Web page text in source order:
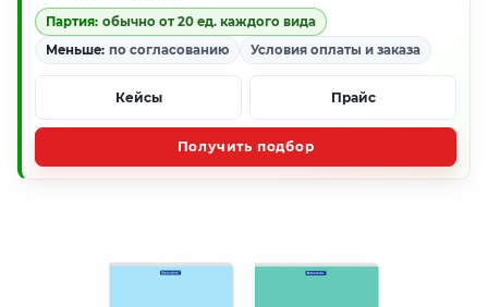
Партия: обычно от 20 ед. каждого вида
Меньше: по согласованию Условия оплаты и заказа
Кейсы Прайс
Получить подбор